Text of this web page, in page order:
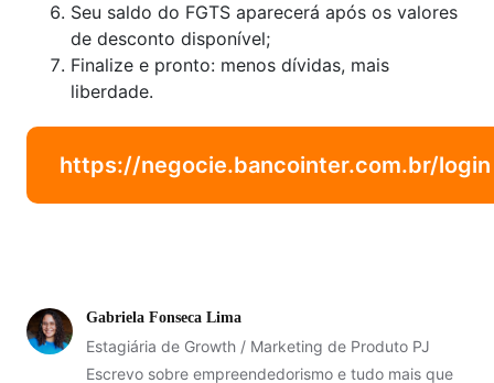
Seu saldo do FGTS aparecerá após os valores
de desconto disponível;
Finalize e pronto: menos dívidas, mais
liberdade.
https://negocie.bancointer.com.br/login
Gabriela Fonseca Lima
Estagiária de Growth / Marketing de Produto PJ
Escrevo sobre empreendedorismo e tudo mais que